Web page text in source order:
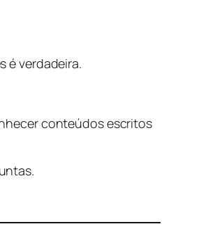
é verdadeira.
conteúdos escritos